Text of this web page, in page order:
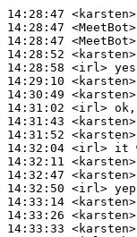
14:28:47 <karsten>
14:28:47 <MeetBot>
14:28:47 <MeetBot>
14:28:52 <karsten>
14:28:58 <irl>
14:29:10 <karsten>
14:30:49 <karsten>
14:31:02 <irl>
14:31:43 <karsten>
14:31:52 <karsten>
14:32:04 <irl>
14:32:11 <karsten>
14:32:47 <karsten>
14:32:50 <irl>
14:33:14 <karsten>
14:33:26 <karsten>
14:33:33 <karsten>